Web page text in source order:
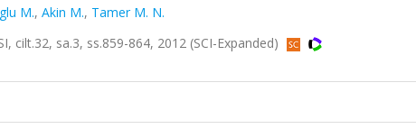
M., Akin M., Tamer M. N.
cilt.32, sa.3, ss.859-864, 2012 (SCI-Expanded)